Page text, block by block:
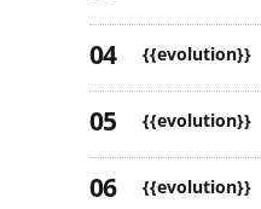
{{evolution}}
{{evolution}}
{{evolution}}